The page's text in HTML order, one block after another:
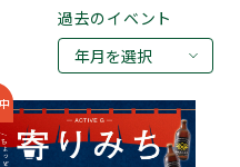
過去のイベント
年月を選択
2026年07月
2026年05月